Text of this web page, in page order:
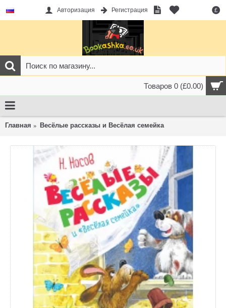
£
Авторизация Регистрация
Товаров 0 (£0.00)
Главная Весёлые рассказы и Весёлая семейка